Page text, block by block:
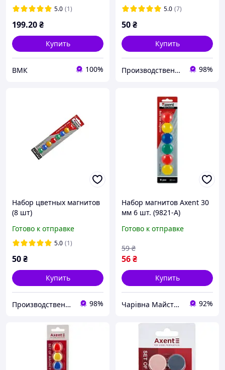
5.0 (1)
199.20₴
Купить
ВМК 100%
5.0 (7)
50₴
Купить
Производственная компания Doski biz 98%
Набор цветных магнитов
(8 шт)
Готово к отправке
5.0 (1)
50₴
Купить
Производственная компания Doski biz 98%
Набор магнитов Axent 30
мм 6 шт. (9821-A)
Готово к отправке
56₴
59 ₴
Купить
Чарівна Майстерня 92%